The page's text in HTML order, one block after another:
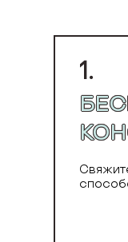
1.